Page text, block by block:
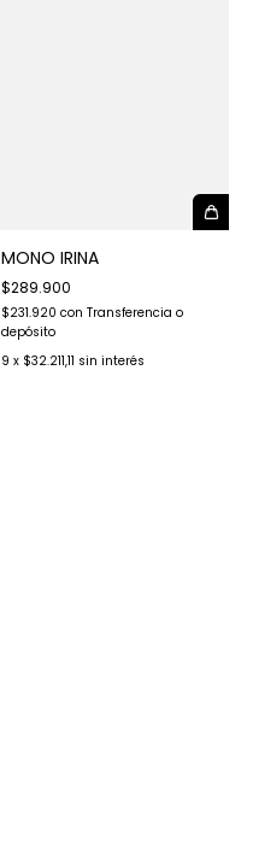
MONO IRINA
$289.900
$231.920 con Transferencia o
depósito
9 x $32.211,11 sin interés